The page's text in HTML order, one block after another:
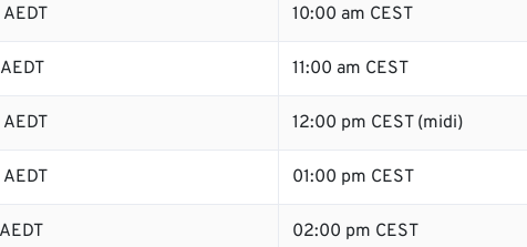
10:00 am CEST
11:00 am CEST
12:00 pm CEST (midi)
01:00 pm CEST
02:00 pm CEST